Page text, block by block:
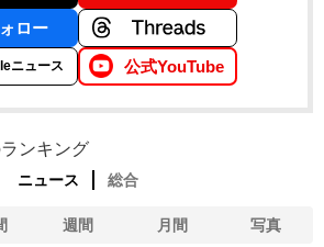
ロー
ニュース 公式YouTube
ンキング
ニュース 総合
週間 月間 写真